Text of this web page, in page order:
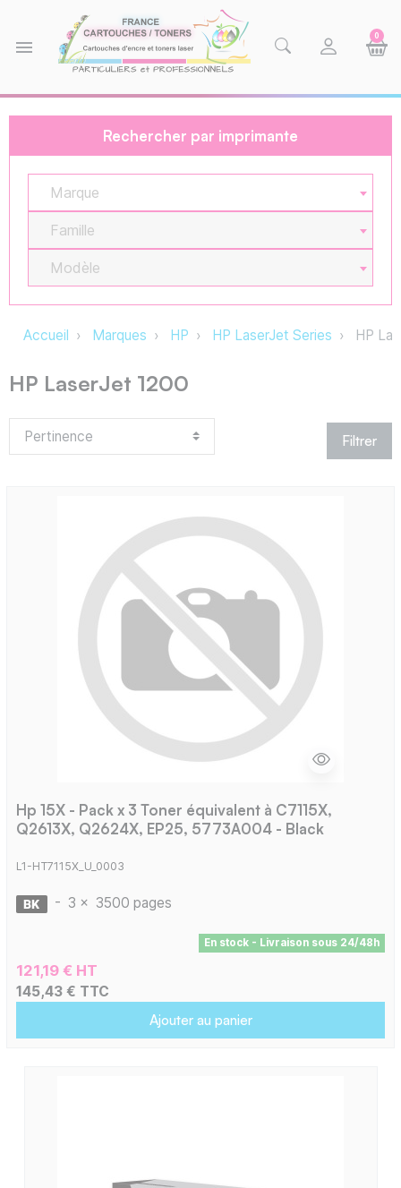
menu
0
Rechercher par imprimante
Marque
Famille
Modèle
Accueil Marques HP HP LaserJet Series HP
HP LaserJet 1200
Filtrer
Hp 15X - Pack x 3 Toner équivalent à C7115X,
Q2613X, Q2624X, EP25, 5773A004 - Black
L1-HT7115X_U_0003
- 3 x 3500 pages
En stock - Livraison sous 24/48h
121,19 € HT
145,43 € TTC
Ajouter au panier